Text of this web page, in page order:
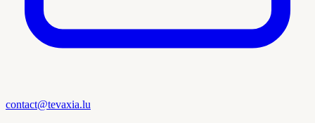
contact@tevaxia.lu